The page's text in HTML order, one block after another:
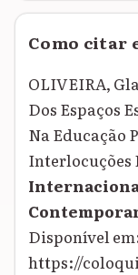
Como citar
OLIVEIRA,
Dos Espaços
Na Educação
Interlocuções
Disponível
https://